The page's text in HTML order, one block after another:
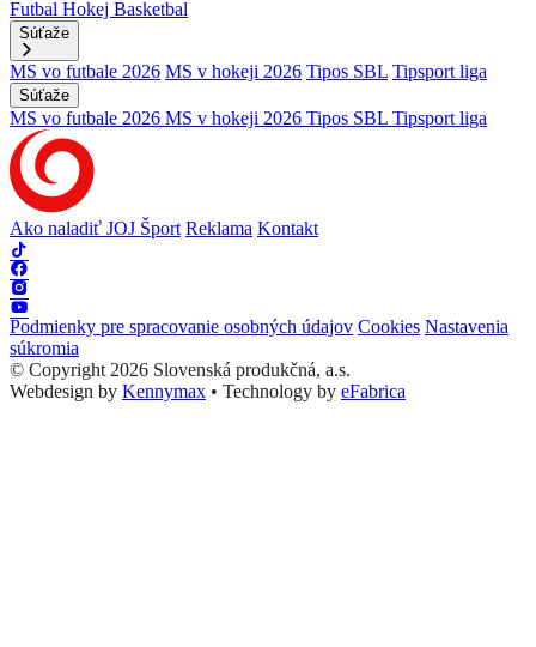
Futbal Hokej Basketbal
Súťaže
MS vo futbale 2026 MS v hokeji 2026 Tipos SBL Tipsport liga
Súťaže
MS vo futbale 2026 MS v hokeji 2026 Tipos SBL Tipsport liga
Ako naladiť JOJ Šport Reklama Kontakt
Podmienky pre spracovanie osobných údajov Cookies Nastavenia
súkromia
© Copyright 2026 Slovenská produkčná, a.s.
Webdesign by Kennymax • Technology by eFabrica